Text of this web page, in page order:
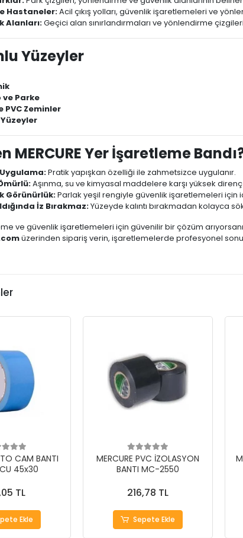
Hastaneler:Acil çıkış yolları, güvenlik işaretlemeleri ve
Alanları:Geçici alan sınırlandırmaları ve yönlendirme
Yüzeyler
ve Parke
PVC Zeminler
MERCURE Yer İşaretleme
Pratik yapışkan özelliği ile zahmetsizce uygulanır.
Aşınma, su ve kimyasal maddelere karşı yüksek
Görünürlük:Parlak yeşil rengiyle güvenlik işaretlemeleri için
İz Bırakmaz:Yüzeyde kalıntı bırakmadan kolayca
ve güvenlik işaretlemeleri için güvenilir bir çözüm
üzerinden sipariş verin, işaretlemelerde profesyonel
CAM BANTI
45x30
TL
Ekle
MERCURE PVC İZOLASYON
BANTI MC-2550
216,78 TL
Sepete Ekle